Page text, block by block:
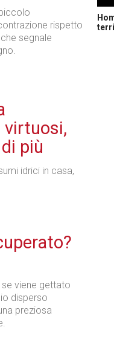
rispetto
segnale
virtuosi,
più
idrici in casa,
viene gettato
disperso
preziosa